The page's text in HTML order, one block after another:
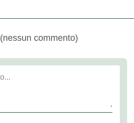
(nessun commento)